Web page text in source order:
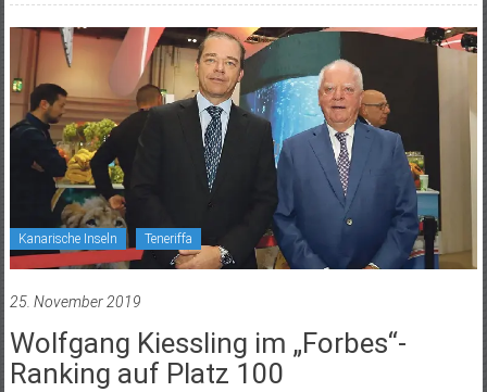
Kanarische Inseln Teneriffa
25. November 2019
Wolfgang Kiessling im „Forbes“-
Ranking auf Platz 100